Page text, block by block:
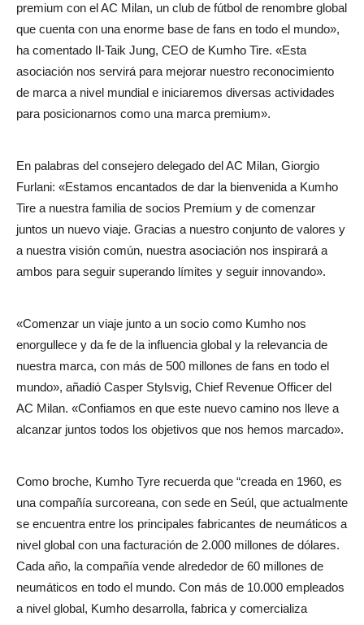
premium con el AC Milan, un club de fútbol de renombre global
que cuenta con una enorme base de fans en todo el mundo»,
ha comentado Il-Taik Jung, CEO de Kumho Tire. «Esta
asociación nos servirá para mejorar nuestro reconocimiento
de marca a nivel mundial e iniciaremos diversas actividades
para posicionarnos como una marca premium».
En palabras del consejero delegado del AC Milan, Giorgio
Furlani: «Estamos encantados de dar la bienvenida a Kumho
Tire a nuestra familia de socios Premium y de comenzar
juntos un nuevo viaje. Gracias a nuestro conjunto de valores y
a nuestra visión común, nuestra asociación nos inspirará a
ambos para seguir superando límites y seguir innovando».
«Comenzar un viaje junto a un socio como Kumho nos
enorgullece y da fe de la influencia global y la relevancia de
nuestra marca, con más de 500 millones de fans en todo el
mundo», añadió Casper Stylsvig, Chief Revenue Officer del
AC Milan. «Confiamos en que este nuevo camino nos lleve a
alcanzar juntos todos los objetivos que nos hemos marcado».
Como broche, Kumho Tyre recuerda que “creada en 1960, es
una compañía surcoreana, con sede en Seúl, que actualmente
se encuentra entre los principales fabricantes de neumáticos a
nivel global con una facturación de 2.000 millones de dólares.
Cada año, la compañía vende alrededor de 60 millones de
neumáticos en todo el mundo. Con más de 10.000 empleados
a nivel global, Kumho desarrolla, fabrica y comercializa